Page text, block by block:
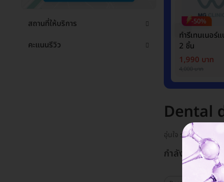
สถานที่ให้บริการ
คะแนนรีวิว
-50%
ทำรีเทนเนอร์
2 ชิ้น
1,990 บาท
Dental
อุ่นใจ รวมบริการจา
กำลังโชว์ 0 แพ็ก